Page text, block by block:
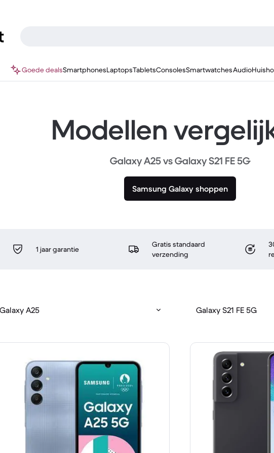
Goede dealsSmartphonesLaptopsTabletsConsolesSmartwatchesAudio
Modellen
Galaxy A25 vs Galaxy S21 FE 5G
Samsung Galaxy shoppen
1 jaar garantie
Gratis standaard
verzending
Galaxy A25 Galaxy S21 FE 5G